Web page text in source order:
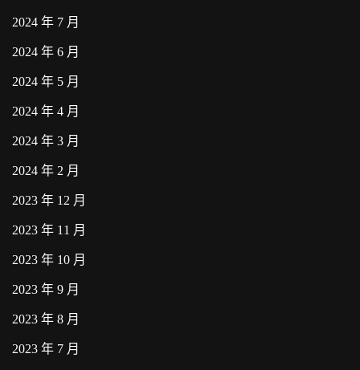
2024 年 7 月
2024 年 6 月
2024 年 5 月
2024 年 4 月
2024 年 3 月
2024 年 2 月
2023 年 12 月
2023 年 11 月
2023 年 10 月
2023 年 9 月
2023 年 8 月
2023 年 7 月